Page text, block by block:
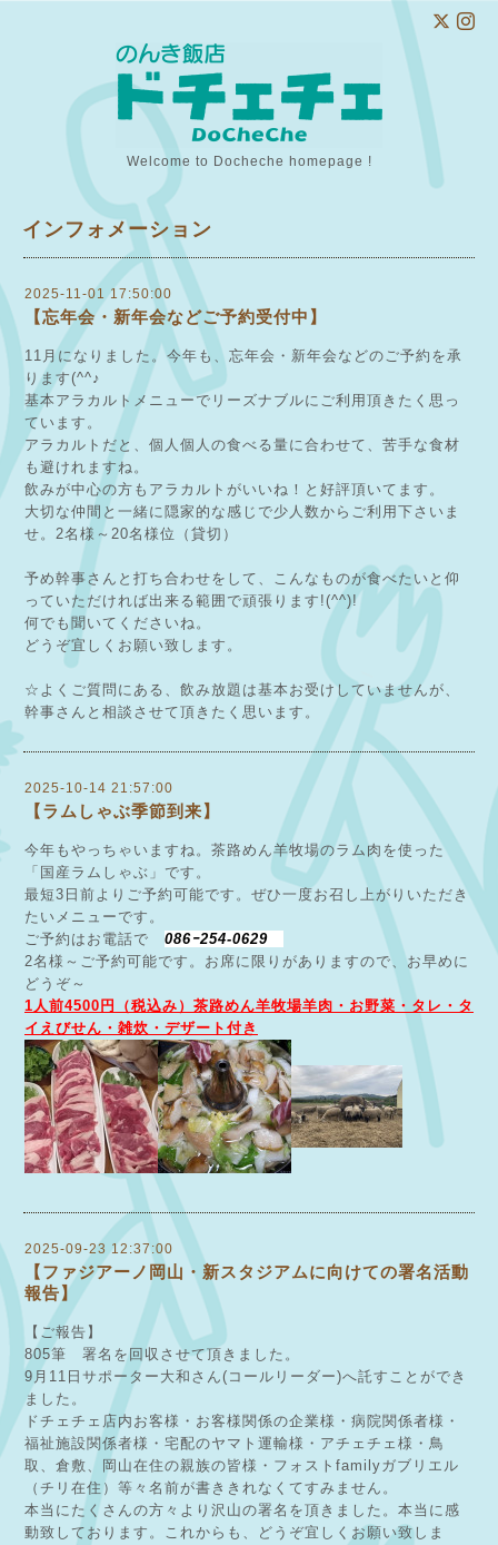
Welcome to Docheche homepage !
インフォメーション
2025-11-01 17:50:00
【忘年会・新年会などご予約受付中】
11月になりました。今年も、忘年会・新年会などのご予約を承
ります(^^♪
基本アラカルトメニューでリーズナブルにご利用頂きたく思っ
ています。
アラカルトだと、個人個人の食べる量に合わせて、苦手な食材
も避けれますね。
飲みが中心の方もアラカルトがいいね！と好評頂いてます。
大切な仲間と一緒に隠家的な感じで少人数からご利用下さいま
せ。2名様～20名様位（貸切）
予め幹事さんと打ち合わせをして、こんなものが食べたいと仰
っていただければ出来る範囲で頑張ります!(^^)!
何でも聞いてくださいね。
どうぞ宜しくお願い致します。
☆よくご質問にある、飲み放題は基本お受けしていませんが、
幹事さんと相談させて頂きたく思います。
2025-10-14 21:57:00
【ラムしゃぶ季節到来】
今年もやっちゃいますね。茶路めん羊牧場のラム肉を使った
「国産ラムしゃぶ」です。
最短3日前よりご予約可能です。ぜひ一度お召し上がりいただき
たいメニューです。
ご予約はお電話で 086ｰ254-0629
2名様～ご予約可能です。お席に限りがありますので、お早めに
どうぞ～
1人前4500円（税込み）茶路めん羊牧場羊肉・お野菜・タレ・タ
イえびせん・雑炊・デザート付き
2025-09-23 12:37:00
【ファジアーノ岡山・新スタジアムに向けての署名活動
報告】
【ご報告】
805筆 署名を回収させて頂きました。
9月11日サポーター大和さん(コールリーダー)へ託すことができ
ました。
ドチェチェ店内お客様・お客様関係の企業様・病院関係者様・
福祉施設関係者様・宅配のヤマト運輸様・アチェチェ様・鳥
取、倉敷、岡山在住の親族の皆様・フォストfamilyガブリエル
（チリ在住）等々名前が書ききれなくてすみません。
本当にたくさんの方々より沢山の署名を頂きました。本当に感
動致しております。これからも、どうぞ宜しくお願い致しま